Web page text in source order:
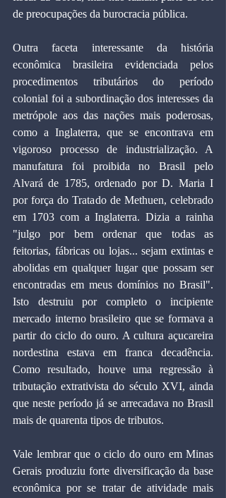
de preocupações da burocracia pública.
Outra faceta interessante da história
econômica brasileira evidenciada pelos
procedimentos tributários do período
colonial foi a subordinação dos interesses da
metrópole aos das nações mais poderosas,
como a Inglaterra, que se encontrava em
vigoroso processo de industrialização. A
manufatura foi proibida no Brasil pelo
Alvará de 1785, ordenado por D. Maria I
por força do Tratado de Methuen, celebrado
em 1703 com a Inglaterra. Dizia a rainha
"julgo por bem ordenar que todas as
feitorias, fábricas ou lojas... sejam extintas e
abolidas em qualquer lugar que possam ser
encontradas em meus domínios no Brasil".
Isto destruiu por completo o incipiente
mercado interno brasileiro que se formava a
partir do ciclo do ouro. A cultura açucareira
nordestina estava em franca decadência.
Como resultado, houve uma regressão à
tributação extrativista do século XVI, ainda
que neste período já se arrecadava no Brasil
mais de quarenta tipos de tributos.
Vale lembrar que o ciclo do ouro em Minas
Gerais produziu forte diversificação da base
econômica por se tratar de atividade mais